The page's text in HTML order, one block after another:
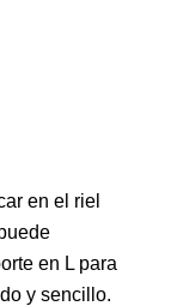
en el riel
en L para
y sencillo.